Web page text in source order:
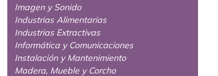
Imagen y Sonido
Industrias Alimentarias
Industrias Extractivas
Informática y Comunicaciones
Instalación y Mantenimiento
Madera, Mueble y Corcho